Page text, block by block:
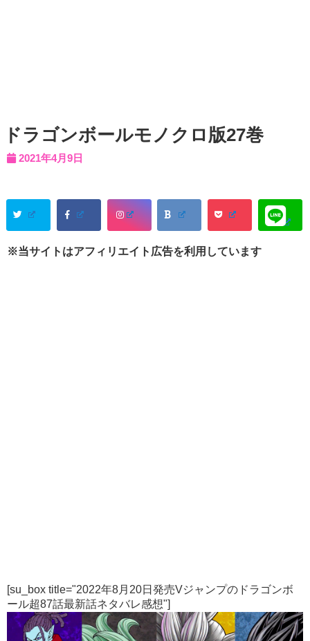
ドラゴンボールモノクロ版27巻
2021年4月9日
※当サイトはアフィリエイト広告を利用しています
[su_box title="2022年8月20日発売Vジャンプのドラゴンボ
ール超87話最新話ネタバレ感想"]